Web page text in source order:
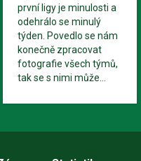
první ligy je minulosti a
odehrálo se minulý
týden. Povedlo se nám
konečně zpracovat
fotografie všech týmů,
tak se s nimi může...